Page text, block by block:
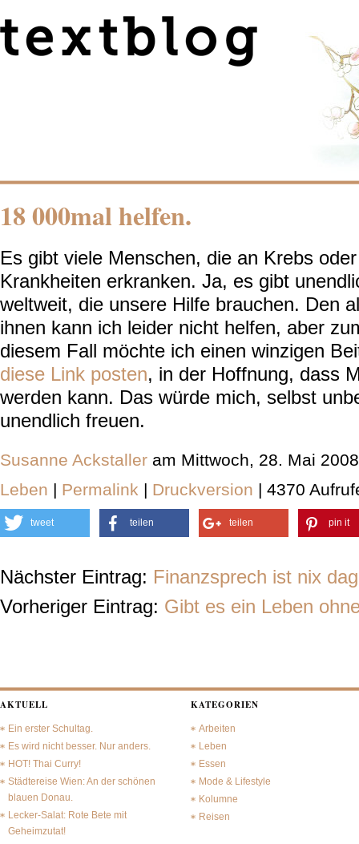
18 000mal helfen.
Es gibt viele Menschen, die an Krebs
Krankheiten erkranken. Ja, es gibt
weltweit, die unsere Hilfe brauchen. Den
ihnen kann ich leider nicht helfen, aber
diesem Fall möchte ich einen winzigen
diese Link posten, in der Hoffnung, dass
werden kann. Das würde mich, selbst
unendlich freuen.
Susanne Ackstaller am Mittwoch, 28. Mai
Leben | Permalink | Druckversion | 4370
tweet teilen teilen pin it
Nächster Eintrag: Finanzsprech ist nix
Vorheriger Eintrag: Gibt es ein Leben
AKTUELL
Ein erster Schultag.
Es wird nicht besser. Nur anders.
HOT! Thai Curry!
Städtereise Wien: An der schönen
blauen Donau.
Lecker-Salat: Rote Bete mit
Geheimzutat!
KATEGORIEN
Arbeiten
Leben
Essen
Mode & Lifestyle
Kolumne
Reisen